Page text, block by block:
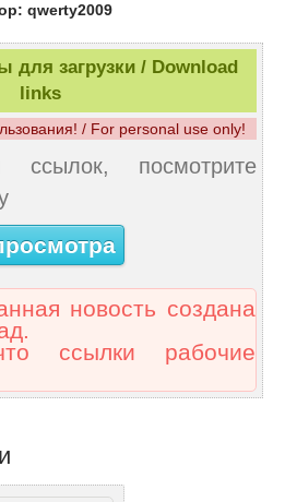
qwerty2009
загрузки / Download
links
/ For personal use only!
ссылок, посмотрите
новость создана
ссылки рабочие